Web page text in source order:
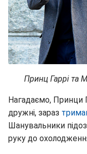
Принц Гаррі та
Нагадаємо, Принци
дружні, зараз
Шанувальники
руку до